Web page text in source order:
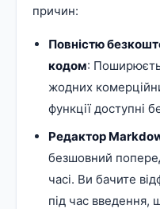
причин:
Повністю
кодом:
жодних
функції доступні
Редактор
безшовний
часі. Ви бачите
під час